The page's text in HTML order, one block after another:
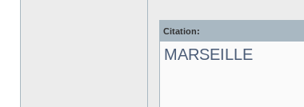
Citation:
MARSEILLE